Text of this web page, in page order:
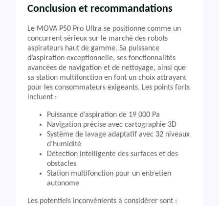
Conclusion et recommandations
Le MOVA P50 Pro Ultra se positionne comme un
concurrent sérieux sur le marché des robots
aspirateurs haut de gamme. Sa puissance
d’aspiration exceptionnelle, ses fonctionnalités
avancées de navigation et de nettoyage, ainsi que
sa station multifonction en font un choix attrayant
pour les consommateurs exigeants. Les points forts
incluent :
Puissance d’aspiration de 19 000 Pa
Navigation précise avec cartographie 3D
Système de lavage adaptatif avec 32 niveaux
d’humidité
Détection intelligente des surfaces et des
obstacles
Station multifonction pour un entretien
autonome
Les potentiels inconvénients à considérer sont :